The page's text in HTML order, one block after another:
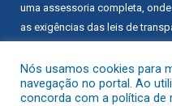
uma assessoria completa,
as exigências das leis de
Conheça o e o Radar da
Nós usamos cookies para
navegação no portal. Ao
concorda com a política de